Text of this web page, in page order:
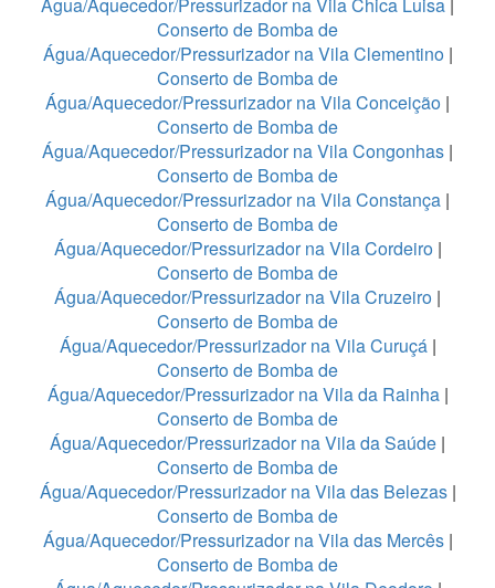
Água/Aquecedor/Pressurizador na Vila Chica Luisa |
Conserto de Bomba de
Água/Aquecedor/Pressurizador na Vila Clementino|
Conserto de Bomba de
Água/Aquecedor/Pressurizador na Vila Conceição |
Conserto de Bomba de
Água/Aquecedor/Pressurizador na Vila Congonhas |
Conserto de Bomba de
Água/Aquecedor/Pressurizador na Vila Constança |
Conserto de Bomba de
Água/Aquecedor/Pressurizador na Vila Cordeiro|
Conserto de Bomba de
Água/Aquecedor/Pressurizador na Vila Cruzeiro |
Conserto de Bomba de
Água/Aquecedor/Pressurizador na Vila Curuçá |
Conserto de Bomba de
Água/Aquecedor/Pressurizador na Vila da Rainha |
Conserto de Bomba de
Água/Aquecedor/Pressurizador na Vila da Saúde |
Conserto de Bomba de
Água/Aquecedor/Pressurizador na Vila das Belezas|
Conserto de Bomba de
Água/Aquecedor/Pressurizador na Vila das Mercês|
Conserto de Bomba de